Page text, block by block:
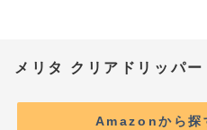
メリタ クリアドリッパー
Amazonから探